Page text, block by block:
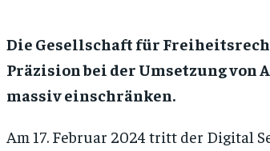
Die Gesellschaft für
Präzision bei der Umsetzung von
massiv einschränken.
Am 17. Februar 2024 tritt der Digital